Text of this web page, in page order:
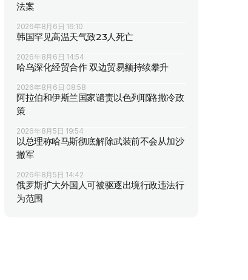
法案
2026年8月6日 16:10
韩国罕见高温天气致23人死亡
2026年8月6日 14:54
哈乌深化经贸合作 双边贸易额持续攀升
2026年8月6日 08:58
阿拉伯和伊斯兰国家谴责以色列耶路撒冷政
策
2026年8月5日 19:54
以总理称哈马斯彻底解除武装前不会从加沙
撤军
2026年8月5日 14:42
俄罗斯扩大外国人可被驱逐出境行政违法行
为范围